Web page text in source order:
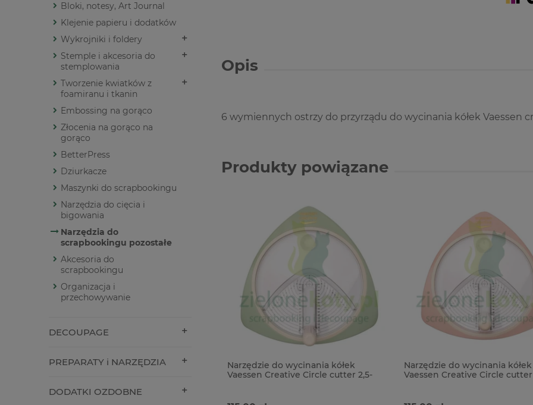
Bloki, notesy, Art Journal
Klejenie papieru i dodatków
Wykrojniki i foldery
Stemple i akcesoria do
stemplowania
Tworzenie kwiatków z
foamiranu i tkanin
Embossing na gorąco
Złocenia na gorąco na
gorąco
BetterPress
Dziurkacze
Maszynki do scrapbookingu
Narzędzia do cięcia i
bigowania
Narzędzia do
scrapbookingu pozostałe
Akcesoria do
scrapbookingu
Organizacja i
przechowywanie
DECOUPAGE
PREPARATY i NARZĘDZIA
DODATKI OZDOBNE
Opis
6 wymiennych ostrzy do przyrządu do wycinania kółek Vaessen
Produkty powiązane
Narzędzie do wycinania kółek
Vaessen Creative Circle cutter 2,5-
Narzędzie do wycinania kółek
Vaessen Creative Circle cutter